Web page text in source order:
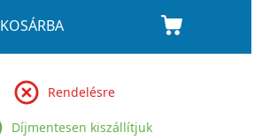
KOSÁRBA
Rendelésre
Díjmentesen kiszállítjuk